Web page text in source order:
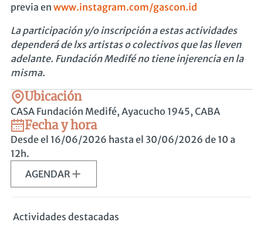
previa en www.instagram.com/gascon.id
La participación y/o inscripción a estas actividades
dependerá de lxs artistas o colectivos que las lleven
adelante. Fundación Medifé no tiene injerencia en la
misma.
Ubicación
CASA Fundación Medifé, Ayacucho 1945, CABA
Fecha y hora
Desde el 16/06/2026 hasta el 30/06/2026 de 10 a
12h.
AGENDAR
Actividades destacadas